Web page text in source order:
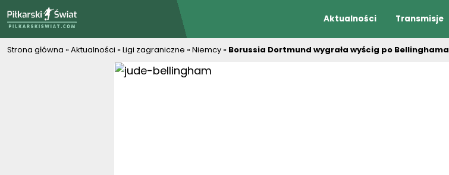
Aktualności Transmisje
Strona główna »Aktualności »Ligi zagraniczne »Niemcy » Borussia Dortmund wygrała wyścig po Bellinghama